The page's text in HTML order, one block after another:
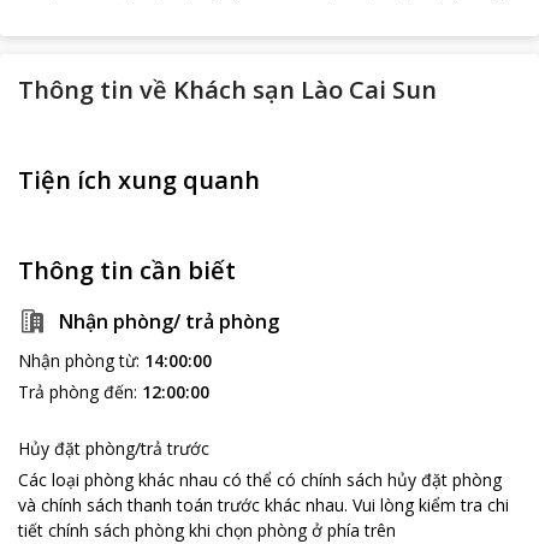
Thông tin về Khách sạn Lào Cai Sun
Tiện ích xung quanh
Thông tin cần biết
Nhận phòng/ trả phòng
Nhận phòng từ: 14:00:00
Trả phòng đến: 12:00:00
Hủy đặt phòng/trả trước
Các loại phòng khác nhau có thể có chính sách hủy đặt phòng
và chính sách thanh toán trước khác nhau. Vui lòng kiểm tra chi
tiết chính sách phòng khi chọn phòng ở phía trên